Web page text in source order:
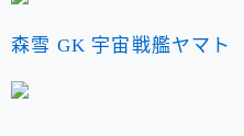
森雪 GK 宇宙戦艦ヤマト